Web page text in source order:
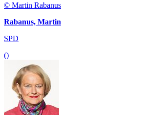
© Martin Rabanus
Rabanus, Martin
SPD
()